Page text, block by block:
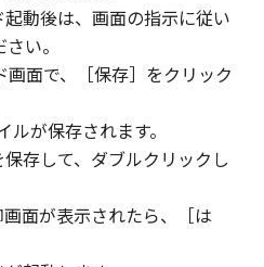
も効力を有します。
RESTRICTED RIGHTS
ー”とは、米国政府の機
。もしお客様が米国政
場合、以下の規定が適
is a "commercial
at 48 C.F.R.
of "commercial
"commercial
動後は、画面の指示に従い
い。
画面で、［保存］をクリック
が保存されます。
存して、ダブルクリックし
面が表示されたら、［は